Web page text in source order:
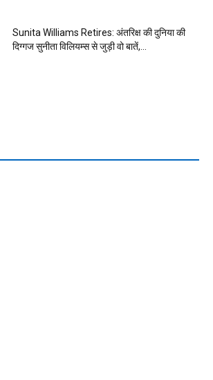
Sunita Williams Retires: अंतरिक्ष की दुनिया की
दिग्गज सुनीता विलियम्स से जुड़ी वो बातें,...